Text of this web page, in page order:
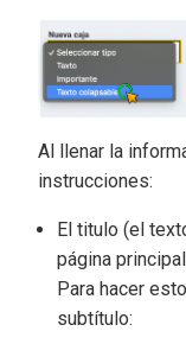
Al llenar la
instrucciones:
El titulo (el
página
Para hacer
subtítulo: